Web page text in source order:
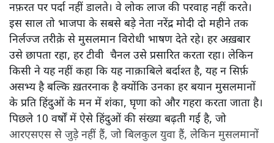
नफ़रत पर पर्दा नहीं डालते। वे लोक लाज की परवाह नहीं करते।
इस साल तो भाजपा के सबसे बड़े नेता नरेंद्र मोदी दो महीने तक
निर्लज्ज तरीक़े से मुसलमान विरोधी भाषण देते रहे। हर अख़बार
उसे छापता रहा, हर टीवी चैनल उसे प्रसारित करता रहा। लेकिन
किसी ने यह नहीं कहा कि यह नाक़ाबिले बर्दाश्त है, यह न सिर्फ़
असभ्य है बल्कि ख़तरनाक है क्योंकि उनका हर बयान मुसलमानों
के प्रति हिंदुओं के मन में शंका, घृणा को और गहरा करता जाता है।
पिछले 10 वर्षों में ऐसे हिंदुओं की संख्या बढ़ती गई है, जो
आरएसएस से जुड़े नहीं हैं, जो बिलकुल युवा हैं, लेकिन मुसलमानों